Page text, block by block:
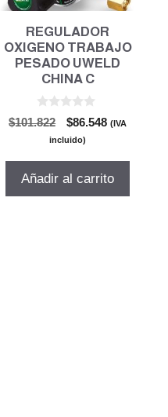
REGULADOR
OXIGENO TRABAJO
PESADO UWELD
CHINA C
0
d
$101.822
El
precio
era:
$86.548El(IVA
incluido)
Añadir al carrito